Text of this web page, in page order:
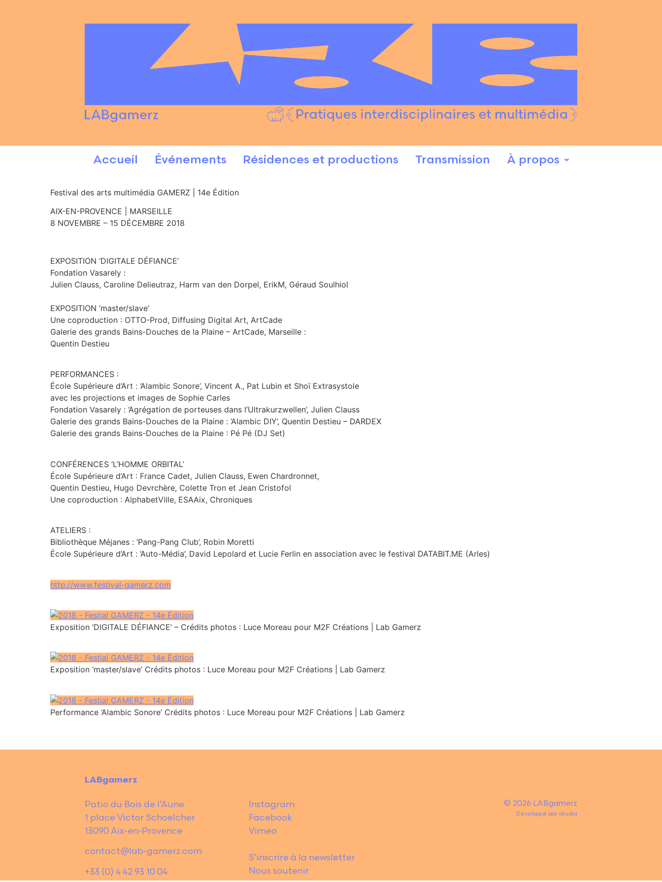
Accueil Événements Résidences et productions Transmission À propos
Festival des arts multimédia GAMERZ | 14e Édition
AIX-EN-PROVENCE | MARSEILLE
8 NOVEMBRE – 15 DÉCEMBRE 2018
EXPOSITION ‘DIGITALE DÉFIANCE’
Fondation Vasarely :
Julien Clauss, Caroline Delieutraz, Harm van den Dorpel, ErikM, Géraud Soulhiol
EXPOSITION ‘master/slave’
Une coproduction : OTTO-Prod, Diffusing Digital Art, ArtCade
Galerie des grands Bains-Douches de la Plaine – ArtCade, Marseille :
Quentin Destieu
PERFORMANCES :
École Supérieure d’Art : ‘Alambic Sonore’, Vincent A., Pat Lubin et Shoï Extrasystole
avec les projections et images de Sophie Carles
Fondation Vasarely : ‘Agrégation de porteuses dans l’Ultrakurzwellen’, Julien Clauss
Galerie des grands Bains-Douches de la Plaine : ‘Alambic DIY’, Quentin Destieu – DARDEX
Galerie des grands Bains-Douches de la Plaine : Pé Pé (DJ Set)
CONFÉRENCES ‘L’HOMME ORBITAL’
École Supérieure d’Art : France Cadet, Julien Clauss, Ewen Chardronnet,
Quentin Destieu, Hugo Devrchère, Colette Tron et Jean Cristofol
Une coproduction : AlphabetVille, ESAAix, Chroniques
ATELIERS :
Bibliothèque Méjanes : ‘Pang-Pang Club’, Robin Moretti
École Supérieure d’Art : ‘Auto-Média’, David Lepolard et Lucie Ferlin en association avec le festival DATABIT.ME (Arles)
http://www.festival-gamerz.com
Exposition ‘DIGITALE DÉFIANCE’ – Crédits photos : Luce Moreau pour M2F Créations | Lab Gamerz
Exposition ‘master/slave’ Crédits photos : Luce Moreau pour M2F Créations | Lab Gamerz
Performance ‘Alambic Sonore’ Crédits photos : Luce Moreau pour M2F Créations | Lab Gamerz
LABgamerz
Patio du Bois de l’Aune
1 place Victor Schoelcher
13090 Aix-en-Provence
contact@lab-gamerz.com
+33 (0) 4 42 93 10 04
Instagram
Facebook
Vimeo
S’inscrire à la newsletter
Nous soutenir
© 2026 LABgamerz
Développé par okuska